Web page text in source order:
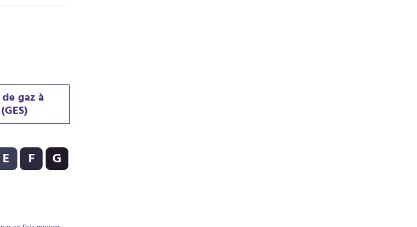
gaz à
de serre (GES) : A - 6 kgeqCO2/m².an
E F G